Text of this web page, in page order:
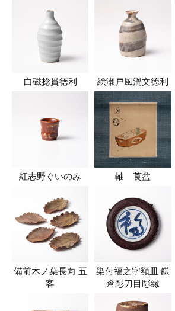
白磁捻貫徳利 絵瀬戸風渦文徳利
紅志野ぐいのみ 軸 莨盆
備前木ノ葉長向 五
客
染付福之字額皿 鎌
倉彫刀目彫縁